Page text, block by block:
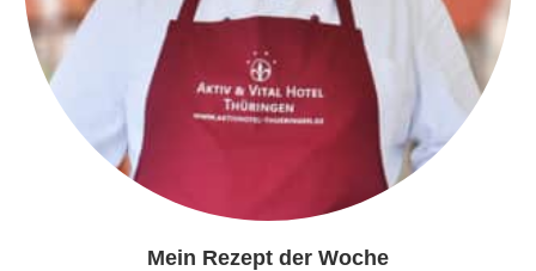
Mein Rezept der Woche